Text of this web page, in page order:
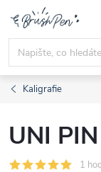
obsah
Kaligrafie
UNI
1